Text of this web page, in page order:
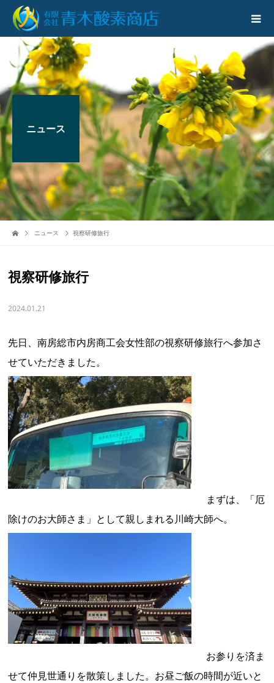
ニュース
ニュース 視察研修旅行
視察研修旅行
2024.01.21
先日、南房総市内房商工会女性部の視察研修旅行へ参加さ
せていただきました。
まずは、「厄
除けのお大師さま」として親しまれる川崎大師へ。
お参りを済ま
せて仲見世通りを散策しました。お昼ご飯の時間が近いと